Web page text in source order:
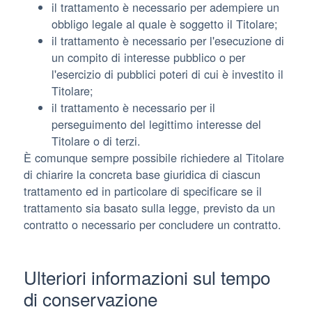
il trattamento è necessario per adempiere un
obbligo legale al quale è soggetto il Titolare;
il trattamento è necessario per l'esecuzione di
un compito di interesse pubblico o per
l'esercizio di pubblici poteri di cui è investito il
Titolare;
il trattamento è necessario per il
perseguimento del legittimo interesse del
Titolare o di terzi.
È comunque sempre possibile richiedere al Titolare
di chiarire la concreta base giuridica di ciascun
trattamento ed in particolare di specificare se il
trattamento sia basato sulla legge, previsto da un
contratto o necessario per concludere un contratto.
Ulteriori informazioni sul tempo
di conservazione